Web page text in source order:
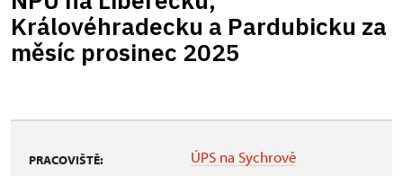
Královéhradecku a Pardubicku za
měsíc prosinec 2025
PRACOVIŠTĚ: ÚPS na Sychrově